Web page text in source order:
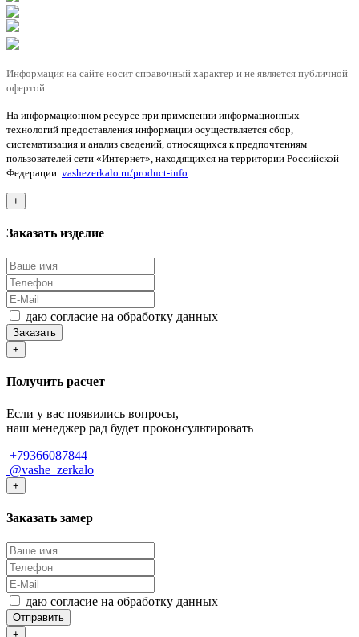
Информация на сайте носит справочный характер и не является публичной
офертой.
На информационном ресурсе при применении информационных
технологий предоставления информации осуществляется сбор,
систематизация и анализ сведений, относящихся к предпочтениям
пользователей сети «Интернет», находящихся на территории Российской
Федерации. vashezerkalo.ru/product-info
+
Заказать изделие
даю согласие на обработку данных
Заказать
+
Получить расчет
Если у вас появились вопросы,
наш менеджер рад будет проконсультировать
+79366087844
@vashe_zerkalo
+
Заказать замер
даю согласие на обработку данных
Отправить
+